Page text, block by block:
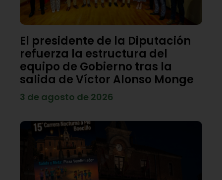
El presidente de la Diputación
refuerza la estructura del
equipo de Gobierno tras la
salida de Víctor Alonso Monge
3 de agosto de 2026